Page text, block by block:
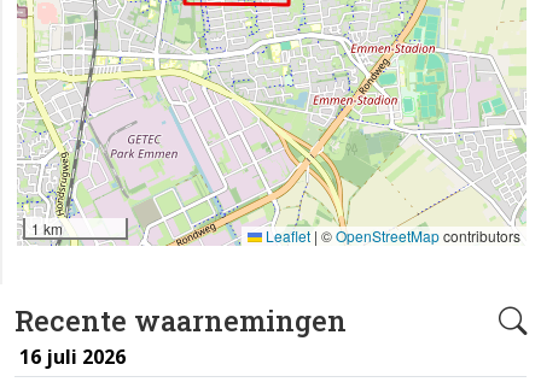
Recente waarnemingen
16 juli 2026
1 km Leaflet | ©OpenStreetMapcontributors